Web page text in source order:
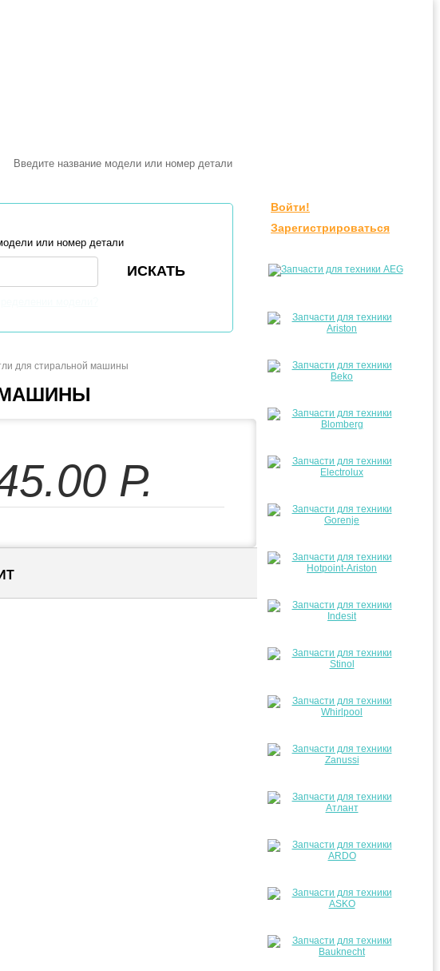
Войти!
Зарегистрироваться
или номер детали
для стиральной машины
МАШИНЫ
Р.